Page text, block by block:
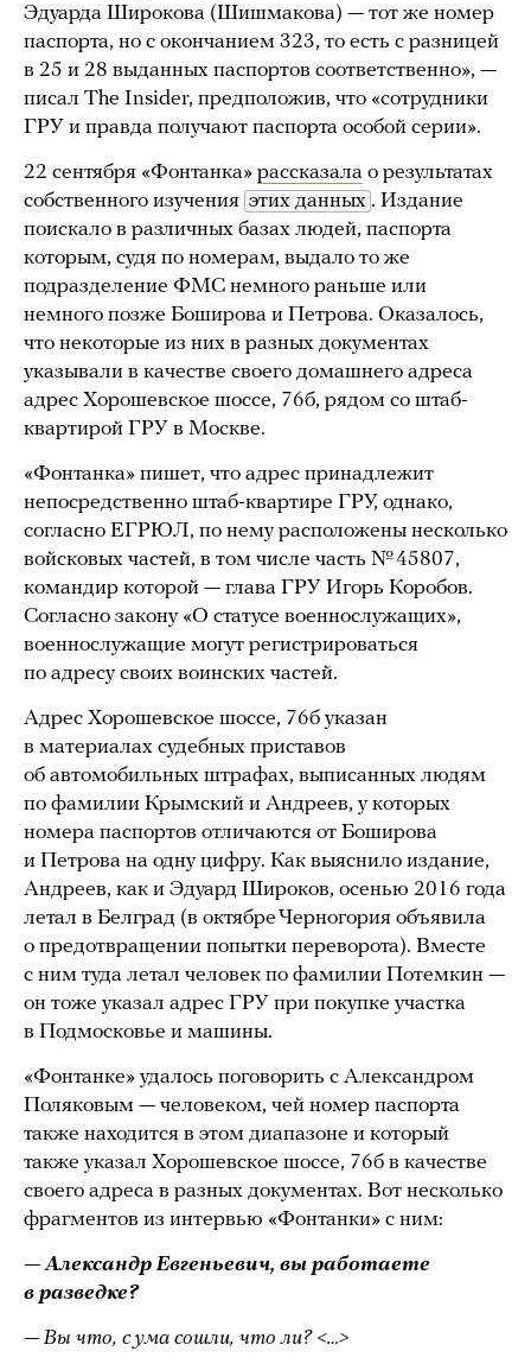
Эдуарда Широкова (Шишмакова) — тот же номер
паспорта, но с окончанием 323, то есть с разницей
в 25 и 28 выданных паспортов соответственно», —
писал The Insider, предположив, что «сотрудники
ГРУ и правда получают паспорта особой серии».
22 сентября «Фонтанка» рассказала о результатах
собственного изучения этих данных . Издание
поискало в различных базах людей, паспорта
которым, судя по номерам, выдало то же
подразделение ФМС немного раньше или
немного позже Боширова и Петрова. Оказалось,
что некоторые из них в разных документах
указывали в качестве своего домашнего адреса
адрес Хорошевское шоссе, 76б, рядом со штаб-
квартирой ГРУ в Москве.
«Фонтанка» пишет, что адрес принадлежит
непосредственно штаб-квартире ГРУ, однако,
согласно ЕГРЮЛ, по нему расположены несколько
войсковых частей, в том числе часть № 45807,
командир которой — глава ГРУ Игорь Коробов.
Согласно закону «О статусе военнослужащих»,
военнослужащие могут регистрироваться
по адресу своих воинских частей.
Адрес Хорошевское шоссе, 76б указан
в материалах судебных приставов
об автомобильных штрафах, выписанных людям
по фамилии Крымский и Андреев, у которых
номера паспортов отличаются от Боширова
и Петрова на одну цифру. Как выяснило издание,
Андреев, как и Эдуард Широков, осенью 2016 года
летал в Белград (в октябре Черногория объявила
о предотвращении попытки переворота). Вместе
с ним туда летал человек по фамилии Потемкин —
он тоже указал адрес ГРУ при покупке участка
в Подмосковье и машины.
«Фонтанке» удалось поговорить с Александром
Поляковым — человеком, чей номер паспорта
также находится в этом диапазоне и который
также указал Хорошевское шоссе, 76б в качестве
своего адреса в разных документах. Вот несколько
фрагментов из интервью «Фонтанки» с ним:
— Александр Евгеньевич, вы работаете
в разведке?
— Вы что, с ума сошли, что ли? <…>